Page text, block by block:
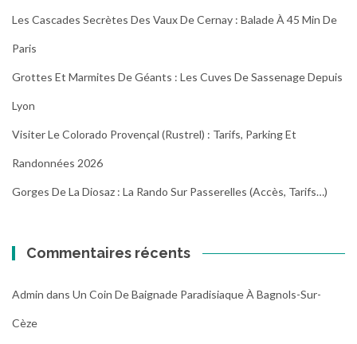
Les Cascades Secrètes Des Vaux De Cernay : Balade À 45 Min De
Paris
Grottes Et Marmites De Géants : Les Cuves De Sassenage Depuis
Lyon
Visiter Le Colorado Provençal (Rustrel) : Tarifs, Parking Et
Randonnées 2026
Gorges De La Diosaz : La Rando Sur Passerelles (Accès, Tarifs…)
Commentaires récents
Admin dans Un Coin De Baignade Paradisiaque À Bagnols-Sur-
Cèze